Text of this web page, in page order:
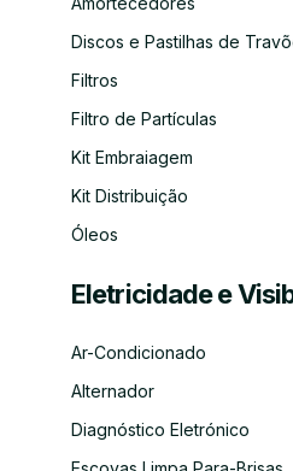
Discos e Pastilhas de
Filtros
Filtro de Partículas
Kit Embraiagem
Kit Distribuição
Óleos
Eletricidade e
Ar-Condicionado
Alternador
Diagnóstico Eletrónico
Rádios
Serviço
Recolha
e
Carro